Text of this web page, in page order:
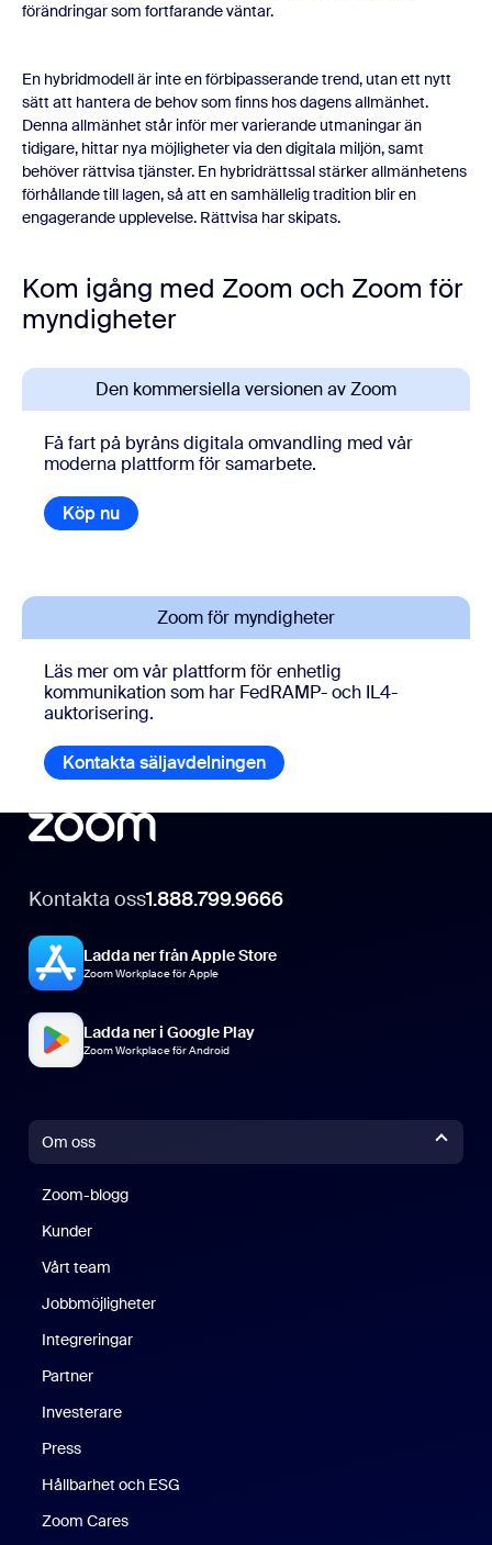
förändringar som fortfarande väntar.
En hybridmodell är inte en förbipasserande trend, utan ett nytt
sätt att hantera de behov som finns hos dagens allmänhet.
Denna allmänhet står inför mer varierande utmaningar än
tidigare, hittar nya möjligheter via den digitala miljön, samt
behöver rättvisa tjänster. En hybridrättssal stärker allmänhetens
förhållande till lagen, så att en samhällelig tradition blir en
engagerande upplevelse. Rättvisa har skipats.
Kom igång med Zoom och Zoom för
myndigheter
Den kommersiella versionen av Zoom
Få fart på byråns digitala omvandling med vår
moderna plattform för samarbete.
Köp nu
Zoom för myndigheter
Läs mer om vår plattform för enhetlig
kommunikation som har FedRAMP- och IL4-
auktorisering.
Kontakta säljavdelningen
Kontakta oss1.888.799.9666
Ladda ner från Apple Store
Zoom Workplace för Apple
Ladda ner i Google Play
Zoom Workplace för Android
Om oss
Zoom-blogg
Kunder
Vårt team
Jobbmöjligheter
Integreringar
Partner
Investerare
Press
Hållbarhet och ESG
Zoom Cares